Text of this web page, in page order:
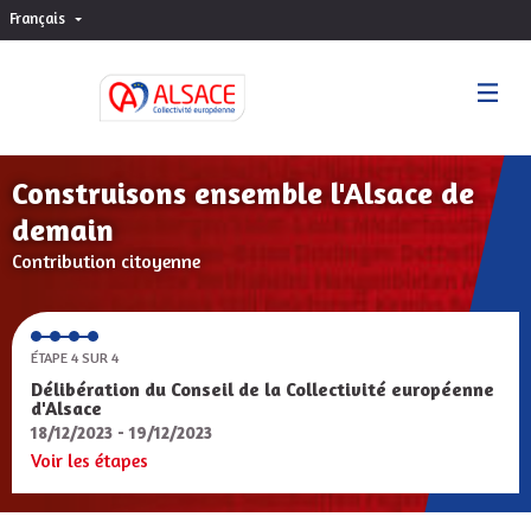
Français Choisir la langue
Construisons ensemble l'Alsace de
demain
Contribution citoyenne
ÉTAPE 4 SUR 4
Délibération du Conseil de la Collectivité européenne
d'Alsace
18/12/2023 - 19/12/2023
Voir les étapes